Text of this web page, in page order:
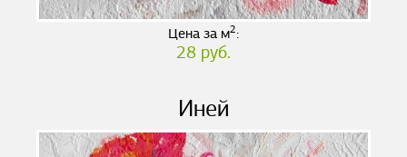
Цена за м2:
28 руб.
Иней